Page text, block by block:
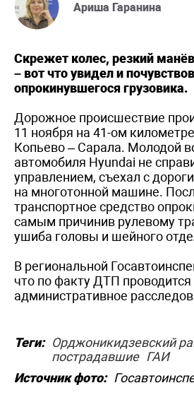
Ариша Гаранина
Скрежет колес, резкий
– вот что увидел и
опрокинувшегося грузовика.
Дорожное происшествие
11 ноября на 41-ом
Копьево – Сарала. Молодой
автомобиля Hyundai не
управлением, съехал с
на многотонной машине.
транспортное средство
самым причинив рулевому
ушиба головы и шейного
В региональной
что по факту ДТП проводится
административное
Теги: Орджоникидзевский
пострадавшие ГАИ
Источник фото: